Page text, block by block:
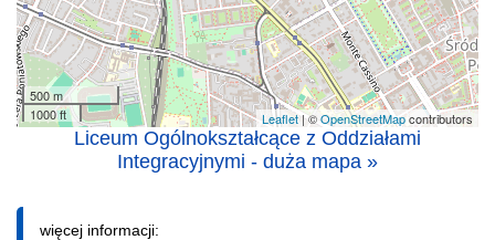
500 m
1000 ft
Leaflet| ©OpenStreetMapcontributors
Liceum Ogólnokształcące z Oddziałami
Integracyjnymi - duża mapa »
więcej informacji: